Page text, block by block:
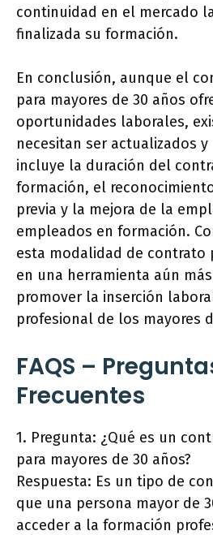
continuidad en el mercado
finalizada su formación.
En conclusión, aunque el
para mayores de 30 años
oportunidades laborales,
necesitan ser actualizados
incluye la duración del
formación, el
previa y la mejora de la
empleados en formación.
esta modalidad de contrato
en una herramienta aún
promover la inserción
profesional de los mayores
FAQS –
Frecuentes
1. Pregunta: ¿Qué es un
para mayores de 30 años?
Respuesta: Es un tipo de
que una persona mayor de
acceder a la formación